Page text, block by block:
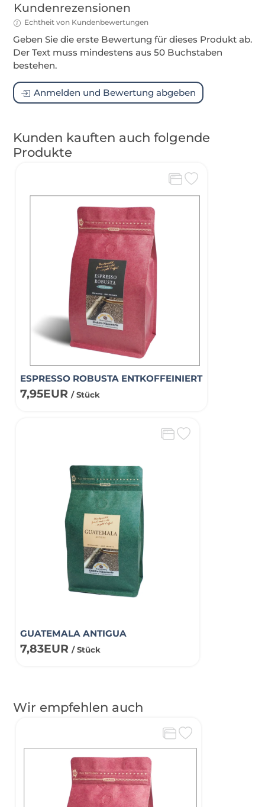
Kundenrezensionen
Echtheit von Kundenbewertungen
Geben Sie die erste Bewertung für dieses Produkt ab.
Der Text muss mindestens aus 50 Buchstaben
bestehen.
Anmelden und Bewertung abgeben
Kunden kauften auch folgende
Produkte
ESPRESSO ROBUSTA ENTKOFFEINIERT
7,95EUR/ Stück
GUATEMALA ANTIGUA
7,83EUR/ Stück
Wir empfehlen auch